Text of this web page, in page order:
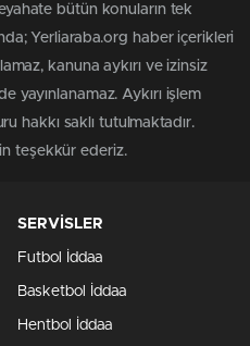
bütün konuların tek
Yerliaraba.org haber içerikleri
kanuna aykırı ve izinsiz
yayınlanamaz. Aykırı işlem
hakkı saklı tutulmaktadır.
teşekkür ederiz.
SERVİSLER
Futbol İddaa
Basketbol İddaa
Hentbol İddaa